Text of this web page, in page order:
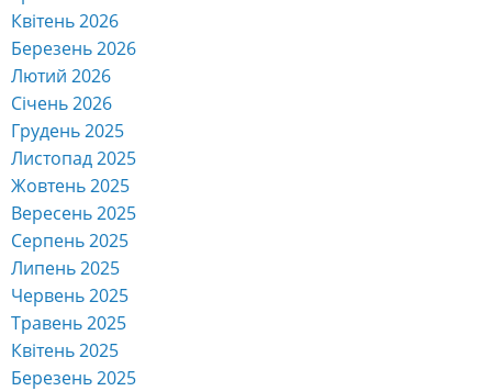
Квітень 2026
Березень 2026
Лютий 2026
Січень 2026
Грудень 2025
Листопад 2025
Жовтень 2025
Вересень 2025
Серпень 2025
Липень 2025
Червень 2025
Травень 2025
Квітень 2025
Березень 2025